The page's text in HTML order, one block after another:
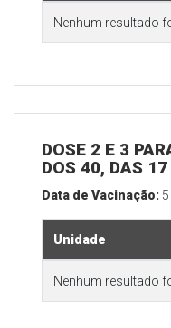
Nenhum resultado
DOSE 2 E 3
DOS 40, DAS
Data de Vacinação:
Unidade
Nenhum resultado